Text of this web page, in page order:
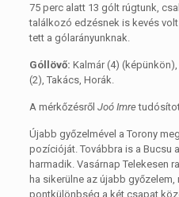
75 perc alatt 13 gólt rúgtunk,
találkozó edzésnek is kevés
tett a gólarányunknak.
Góllövő: Kalmár (4)
(2), Takács, Horák.
A mérkőzésről Joó Imre
Újabb győzelmével a Torony
pozícióját. Továbbra is a Bucsu
harmadik. Vasárnap Telekesen
ha sikerülne az újabb
pontkülönbség a két csapat